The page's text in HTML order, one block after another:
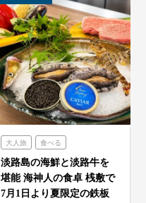
大人旅 食べる
海神人の食卓
淡路島の海鮮と淡路牛を
堪能 海神人の食卓 桟敷で
7月1日より夏限定の鉄板